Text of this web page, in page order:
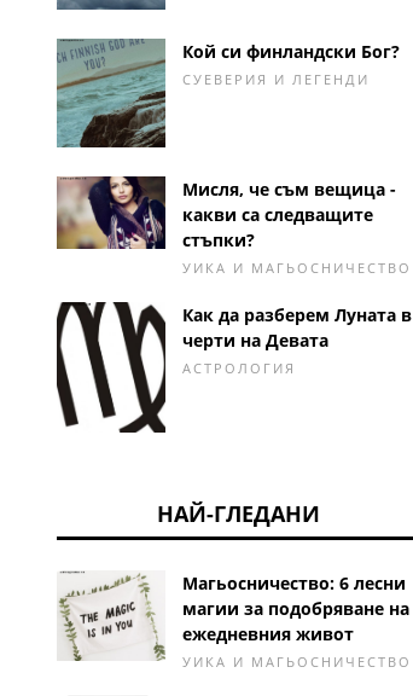
Кой си финландски Бог?
СУЕВЕРИЯ И ЛЕГЕНДИ
Мисля, че съм вещица -
какви са следващите
стъпки?
УИКА И МАГЬОСНИЧЕСТВО
Как да разберем Луната в
черти на Девата
АСТРОЛОГИЯ
НАЙ-ГЛЕДАНИ
Магьосничество: 6 лесни
магии за подобряване на
ежедневния живот
УИКА И МАГЬОСНИЧЕСТВО